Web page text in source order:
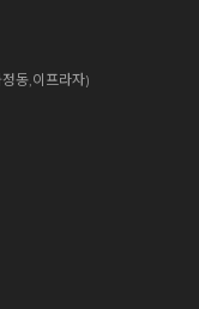
동,이프라자)